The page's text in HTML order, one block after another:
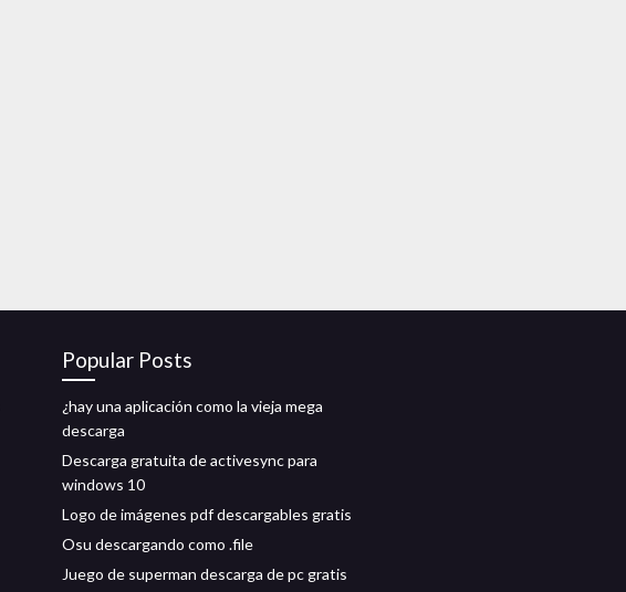
Popular Posts
¿hay una aplicación como la vieja mega
descarga
Descarga gratuita de activesync para
windows 10
Logo de imágenes pdf descargables gratis
Osu descargando como .file
Juego de superman descarga de pc gratis